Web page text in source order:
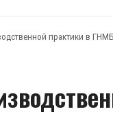
практики в